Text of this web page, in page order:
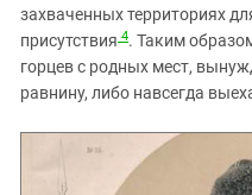
захваченных территориях
присутствия 4. Таким
горцев с родных мест,
равнину, либо навсегда